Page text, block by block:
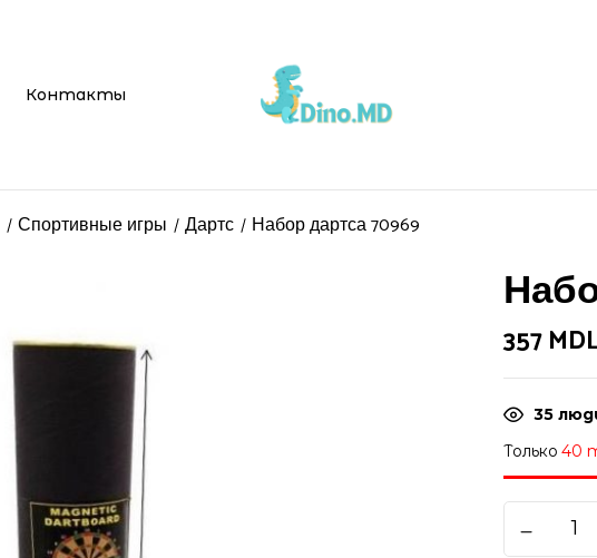
Контакты
Спортивные игры Дартс Набор дартса 70969
357
35
Только 40
Be the first to
Ваша оценка